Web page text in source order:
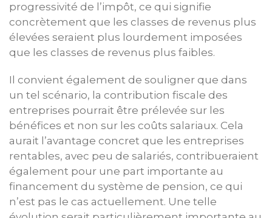
progressivité de l’impôt, ce qui signifie
concrètement que les classes de revenus plus
élevées seraient plus lourdement imposées
que les classes de revenus plus faibles.
Il convient également de souligner que dans
un tel scénario, la contribution fiscale des
entreprises pourrait être prélevée sur les
bénéfices et non sur les coûts salariaux. Cela
aurait l’avantage concret que les entreprises
rentables, avec peu de salariés, contribueraient
également pour une part importante au
financement du système de pension, ce qui
n’est pas le cas actuellement. Une telle